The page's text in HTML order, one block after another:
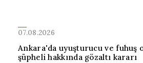
07.08.2026
Ankara'da uyuşturucu ve fuhuş
şüpheli hakkında gözaltı kararı